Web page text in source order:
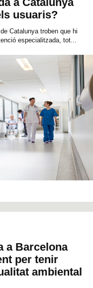
usuaris?
Catalunya troben que hi
especialitzada, tot...
a Barcelona
per tenir
ambiental